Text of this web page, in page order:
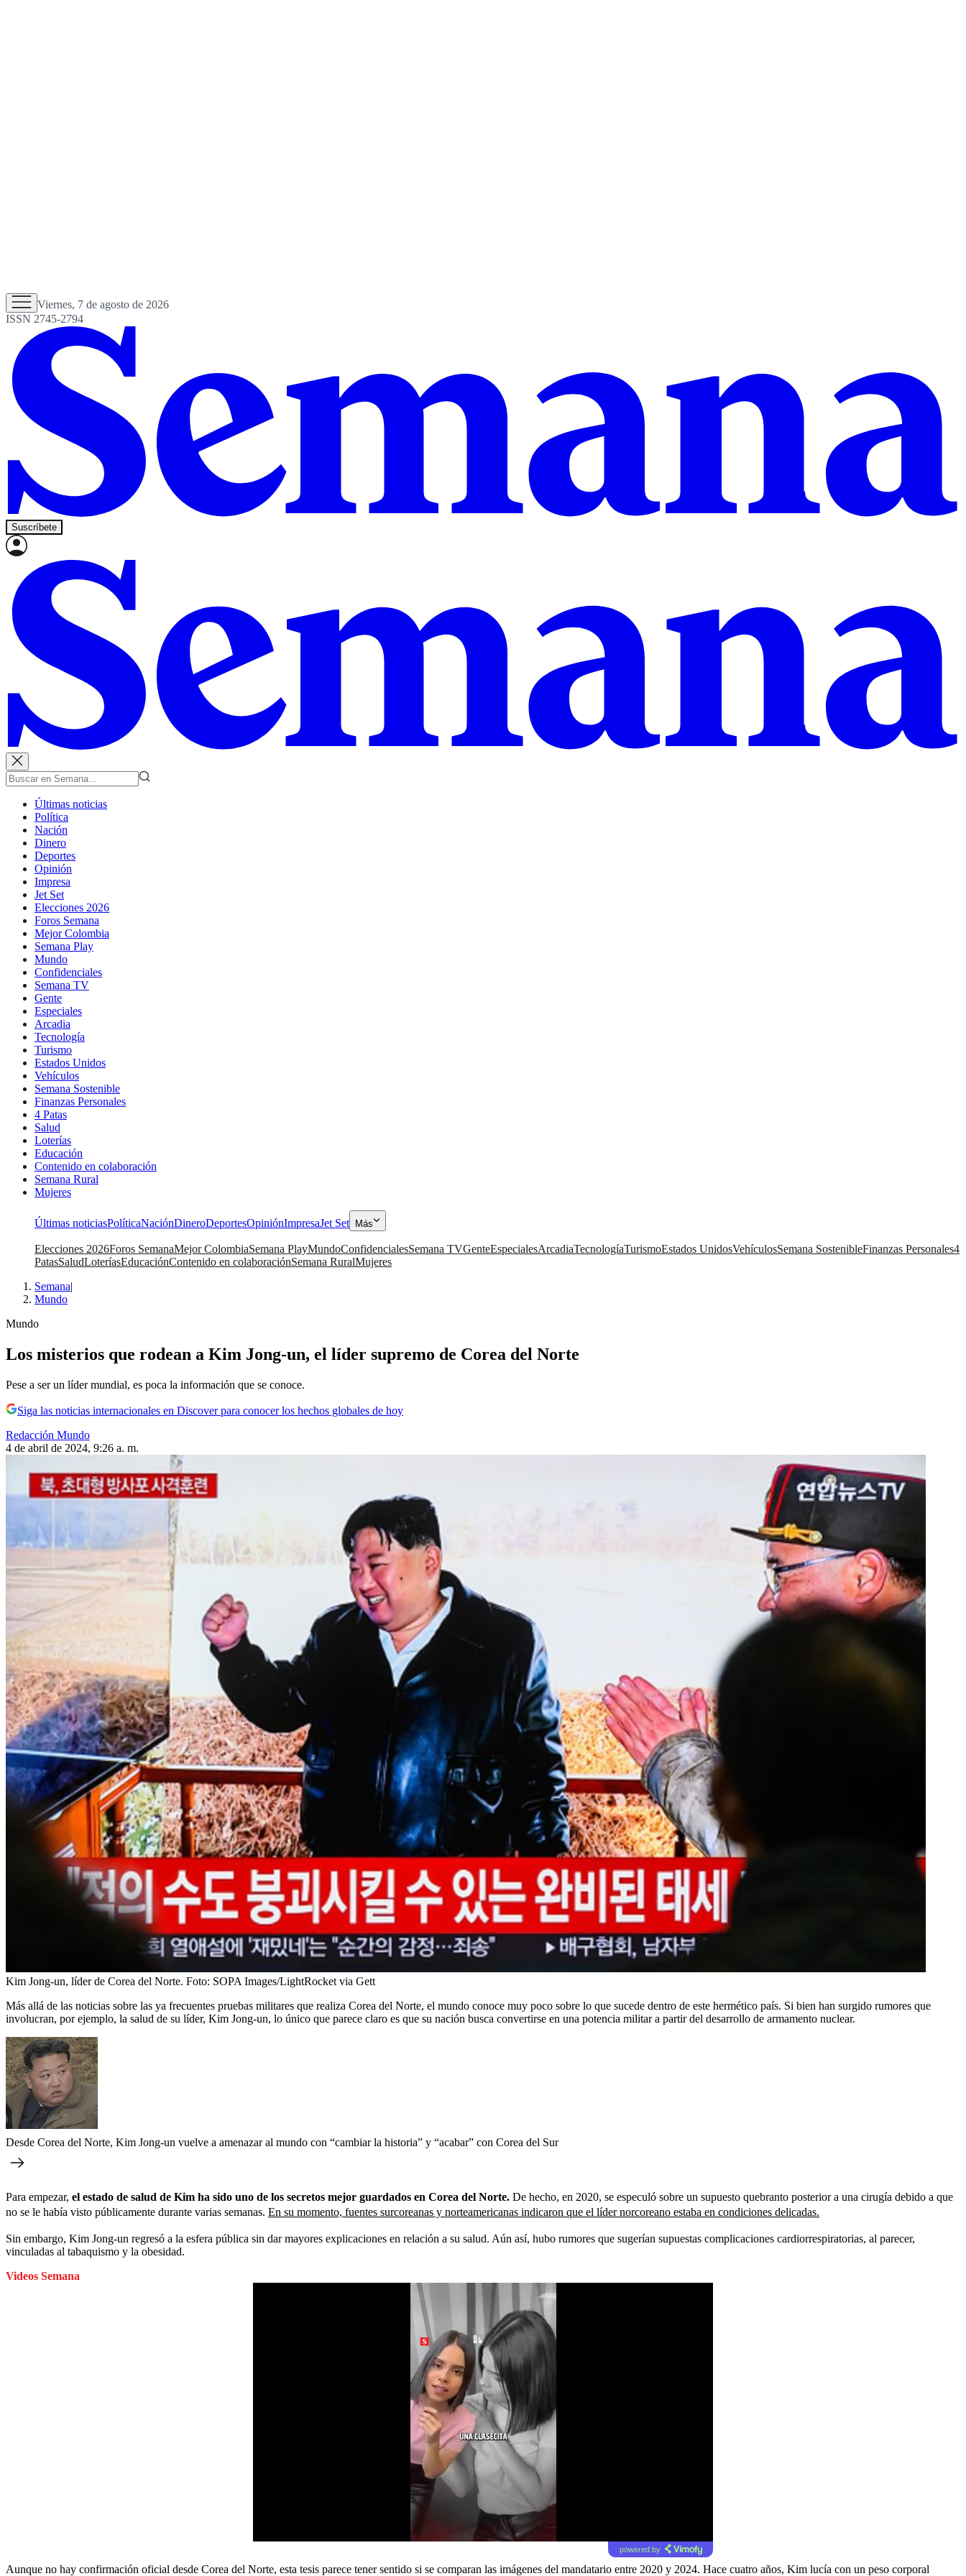
Viernes, 7 de agosto de 2026
ISSN 2745-2794
Suscríbete
Últimas noticias
Política
Nación
Dinero
Deportes
Opinión
Impresa
Jet Set
Elecciones 2026
Foros Semana
Mejor Colombia
Semana Play
Mundo
Confidenciales
Semana TV
Gente
Especiales
Arcadia
Tecnología
Turismo
Estados Unidos
Vehículos
Semana Sostenible
Finanzas Personales
4 Patas
Salud
Loterías
Educación
Contenido en colaboración
Semana Rural
Mujeres
Últimas noticiasPolíticaNaciónDineroDeportesOpiniónImpresaJet Set Más
Elecciones 2026Foros SemanaMejor ColombiaSemana PlayMundoConfidencialesSemana TVGenteEspecialesArcadiaTecnologíaTurismoEstados UnidosVehículosSemana SostenibleFinanzas Personales4
PatasSaludLoteríasEducaciónContenido en colaboraciónSemana RuralMujeres
Semana|
Mundo
Mundo
Los misterios que rodean a Kim Jong-un, el líder supremo de Corea del Norte
Pese a ser un líder mundial, es poca la información que se conoce.
Siga las noticias internacionales en Discover para conocer los hechos globales de hoy
Redacción Mundo
4 de abril de 2024, 9:26 a. m.
Kim Jong-un, líder de Corea del Norte. Foto: SOPA Images/LightRocket via Gett
Más allá de las noticias sobre las ya frecuentes pruebas militares que realiza Corea del Norte, el mundo conoce muy poco sobre lo que sucede dentro de este hermético país. Si bien han surgido rumores que
involucran, por ejemplo, la salud de su líder, Kim Jong-un, lo único que parece claro es que su nación busca convertirse en una potencia militar a partir del desarrollo de armamento nuclear.
Desde Corea del Norte, Kim Jong-un vuelve a amenazar al mundo con “cambiar la historia” y “acabar” con Corea del Sur
Para empezar, el estado de salud de Kim ha sido uno de los secretos mejor guardados en Corea del Norte. De hecho, en 2020, se especuló sobre un supuesto quebranto posterior a una cirugía debido a que
no se le había visto públicamente durante varias semanas. En su momento, fuentes surcoreanas y norteamericanas indicaron que el líder norcoreano estaba en condiciones delicadas.
Sin embargo, Kim Jong-un regresó a la esfera pública sin dar mayores explicaciones en relación a su salud. Aún así, hubo rumores que sugerían supuestas complicaciones cardiorrespiratorias, al parecer,
vinculadas al tabaquismo y la obesidad.
Videos Semana
powered by
Aunque no hay confirmación oficial desde Corea del Norte, esta tesis parece tener sentido si se comparan las imágenes del mandatario entre 2020 y 2024. Hace cuatro años, Kim lucía con un peso corporal